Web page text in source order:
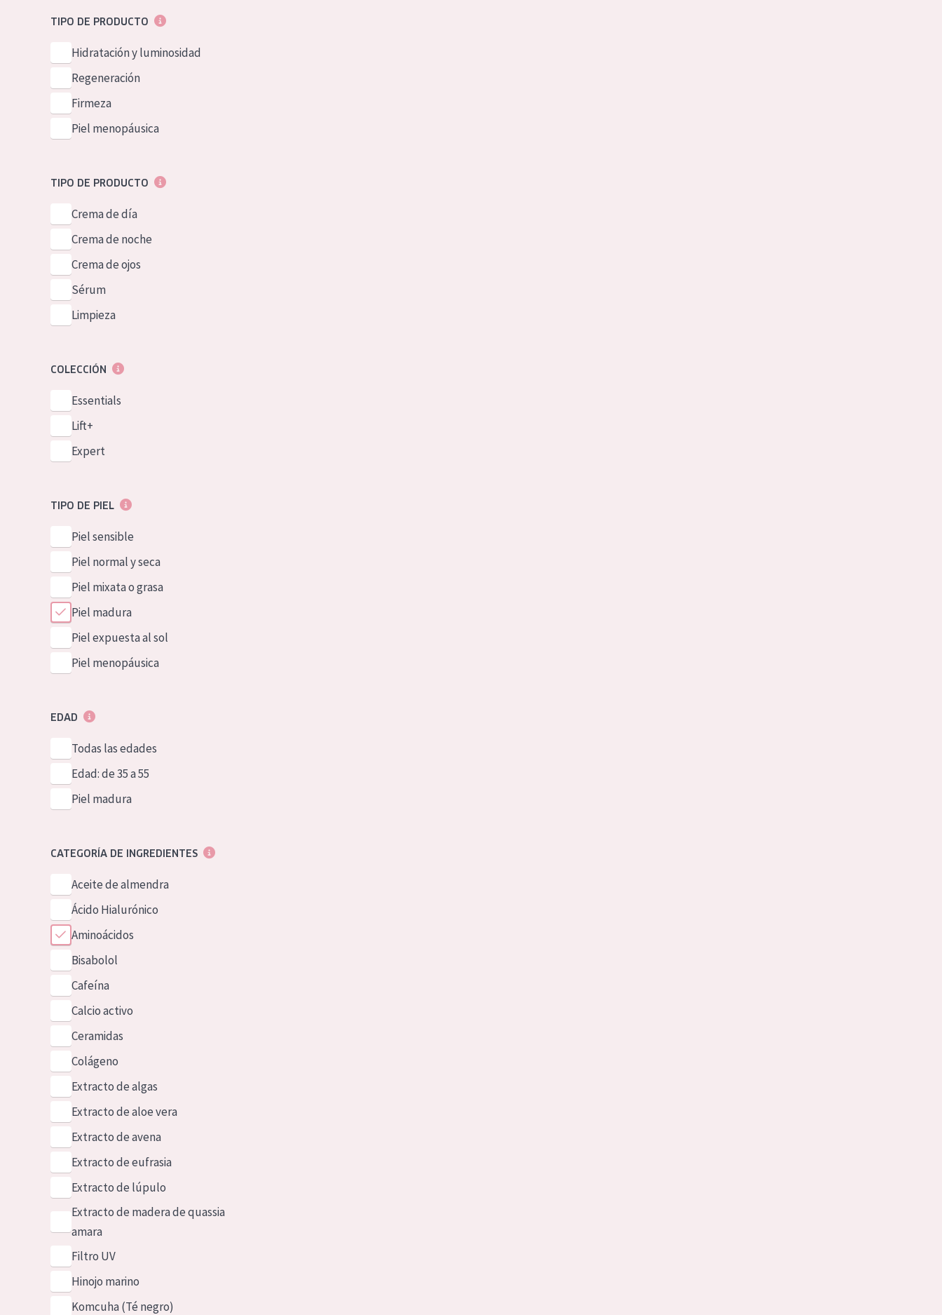
GermanTIPO DE PRODUCTO
Hidratación y luminosidad
Regeneración
Firmeza
Piel menopáusica
TIPO DE PRODUCTO
Crema de día
Crema de noche
Crema de ojos
Sérum
Limpieza
COLECCIÓN
Essentials
Lift+
Expert
TIPO DE PIEL
Piel sensible
Piel normal y seca
Piel mixata o grasa
Piel madura
Piel expuesta al sol
Piel menopáusica
EDAD
Todas las edades
Edad: de 35 a 55
Piel madura
CATEGORÍA DE INGREDIENTES
Aceite de almendra
Ácido Hialurónico
Aminoácidos
Bisabolol
Cafeína
Calcio activo
Ceramidas
Colágeno
Extracto de algas
Extracto de aloe vera
Extracto de avena
Extracto de eufrasia
Extracto de lúpulo
Extracto de madera de quassia
amara
Filtro UV
Hinojo marino
Komcuha (Té negro)